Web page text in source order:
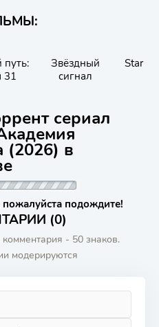
31
Звёздный
сигнал
Star
сериал
(2026) в
подождите!
(0)
- 50 знаков.
модерируются